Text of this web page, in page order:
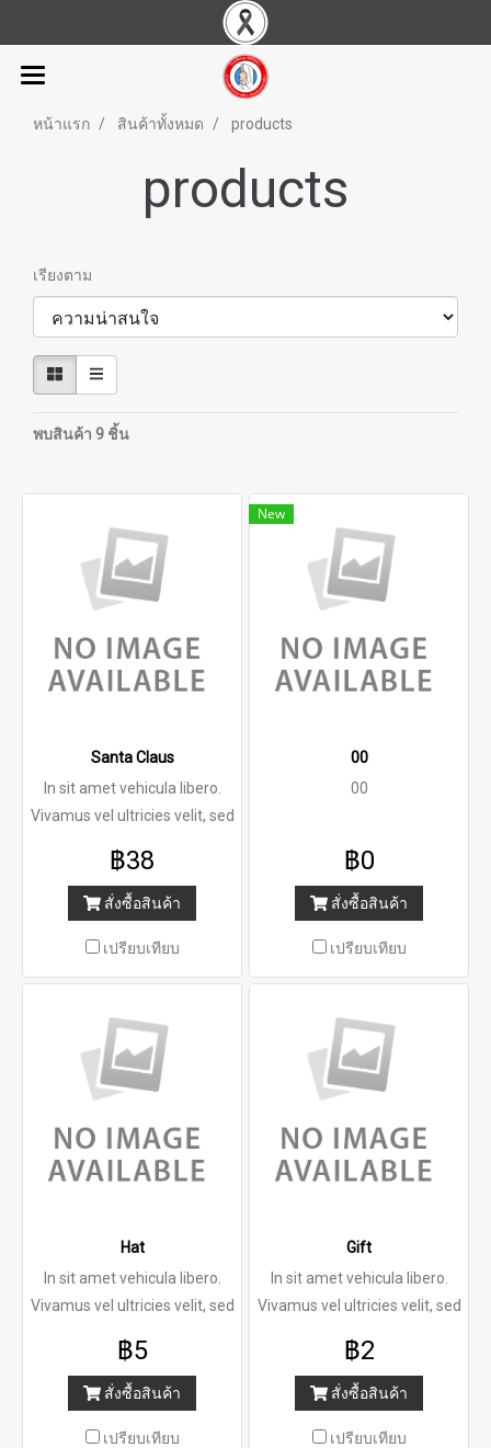
หน้าแรก สินค้าทั้งหมด products
products
เรียงตาม
พบสินค้า 9 ชิ้น
Santa Claus
In sit amet vehicula libero.
Vivamus vel ultricies velit, sed
฿38
สั่งซื้อสินค้า
เปรียบเทียบ
New
00
00
฿0
สั่งซื้อสินค้า
เปรียบเทียบ
Hat
In sit amet vehicula libero.
Vivamus vel ultricies velit, sed
฿5
สั่งซื้อสินค้า
เปรียบเทียบ
Gift
In sit amet vehicula libero.
Vivamus vel ultricies velit, sed
฿2
สั่งซื้อสินค้า
เปรียบเทียบ